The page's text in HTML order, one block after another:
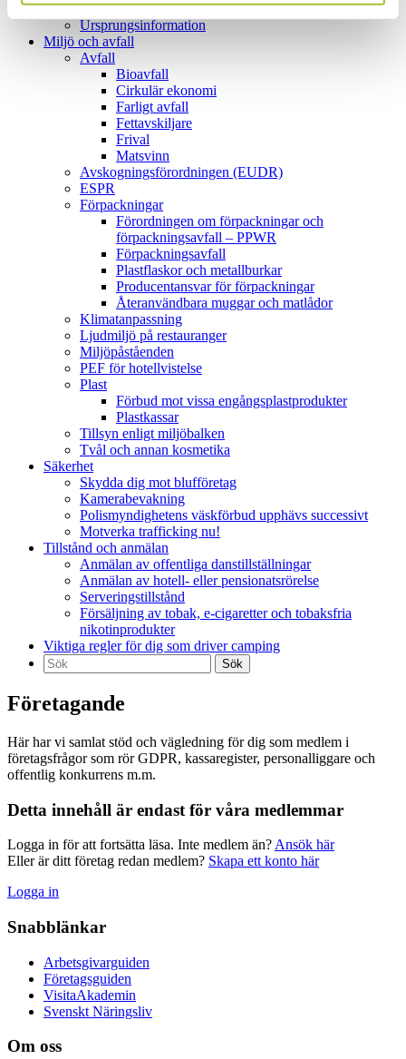
Smitta
Ursprungsinformation
Miljö och avfall
Avfall
Bioavfall
Cirkulär ekonomi
Farligt avfall
Fettavskiljare
Frival
Matsvinn
Avskogningsförordningen (EUDR)
ESPR
Förpackningar
Förordningen om förpackningar och
förpackningsavfall – PPWR
Förpackningsavfall
Plastflaskor och metallburkar
Producentansvar för förpackningar
Återanvändbara muggar och matlådor
Klimatanpassning
Ljudmiljö på restauranger
Miljöpåståenden
PEF för hotellvistelse
Plast
Förbud mot vissa engångsplastprodukter
Plastkassar
Tillsyn enligt miljöbalken
Tvål och annan kosmetika
Säkerhet
Skydda dig mot blufföretag
Kamerabevakning
Polismyndighetens väskförbud upphävs successivt
Motverka trafficking nu!
Tillstånd och anmälan
Anmälan av offentliga danstillställningar
Anmälan av hotell- eller pensionatsrörelse
Serveringstillstånd
Försäljning av tobak, e-cigaretter och tobaksfria
nikotinprodukter
Viktiga regler för dig som driver camping
Sök
efter:
Företagande
Här har vi samlat stöd och vägledning för dig som medlem i
företagsfrågor som rör GDPR, kassaregister, personalliggare och
offentlig konkurrens m.m.
Detta innehåll är endast för våra medlemmar
Logga in för att fortsätta läsa. Inte medlem än? Ansök här
Eller är ditt företag redan medlem? Skapa ett konto här
Logga in
Snabblänkar
Arbetsgivarguiden
Företagsguiden
VisitaAkademin
Svenskt Näringsliv
Om oss